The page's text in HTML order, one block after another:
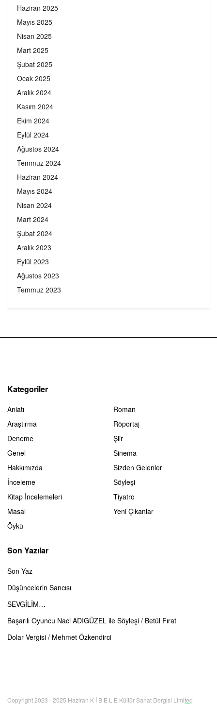
Haziran 2025
Mayıs 2025
Nisan 2025
Mart 2025
Şubat 2025
Ocak 2025
Aralık 2024
Kasım 2024
Ekim 2024
Eylül 2024
Ağustos 2024
Temmuz 2024
Haziran 2024
Mayıs 2024
Nisan 2024
Mart 2024
Şubat 2024
Aralık 2023
Eylül 2023
Ağustos 2023
Temmuz 2023
Kategoriler
Anlatı
Araştırma
Deneme
Genel
Hakkımızda
İnceleme
Kitap İncelemeleri
Masal
Öykü
Roman
Röportaj
Şiir
Sinema
Sizden Gelenler
Söyleşi
Tiyatro
Yeni Çıkanlar
Son Yazılar
Son Yaz
Düşüncelerin Sancısı
SEVGİLİM…
Başarılı Oyuncu Naci ADIGÜZEL ile Söyleşi / Betül Fırat
Dolar Vergisi / Mehmet Özkendirci
Copyright 2023 - 2025 Haziran K İ B E L E Kültür Sanat Dergisi Limited